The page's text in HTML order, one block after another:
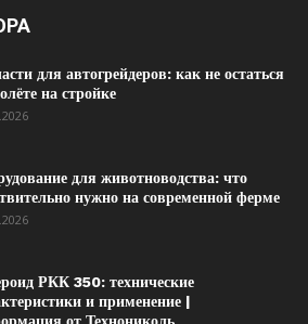
для автогрейдеров: как не остаться
на стройке
для животноводства: что
нужно на современной ферме
РКК 350: технические
и применение |